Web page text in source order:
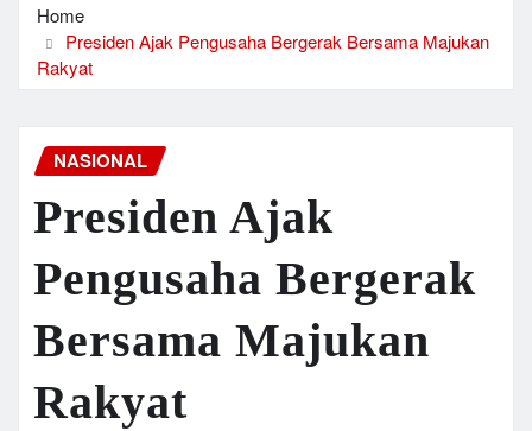
Home
Presiden Ajak Pengusaha Bergerak Bersama Majukan
Rakyat
NASIONAL
Presiden Ajak
Pengusaha Bergerak
Bersama Majukan
Rakyat